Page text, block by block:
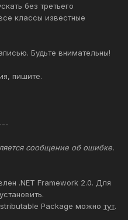
без третьего
классы известные
Будьте внимательны!
пишите.
сообщение об ошибке.
.NET Framework 2.0. Для
Package можно тут.